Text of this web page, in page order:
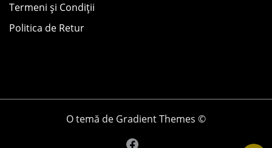
Termeni și Condiții
Politica de Retur
O temă de Gradient Themes ©